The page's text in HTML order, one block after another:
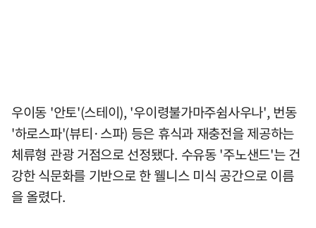
우이동 '안토'(스테이), '우이령불가마주쉼사우나', 번동
'하로스파'(뷰티·스파) 등은 휴식과 재충전을 제공하는
체류형 관광 거점으로 선정됐다. 수유동 '주노샌드'는 건
강한 식문화를 기반으로 한 웰니스 미식 공간으로 이름
을 올렸다.